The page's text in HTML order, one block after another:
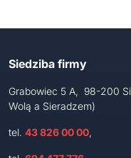
Siedziba firmy
Grabowiec 5 A, 98-200
Wolą a Sieradzem)
tel. 43 826 00 00,